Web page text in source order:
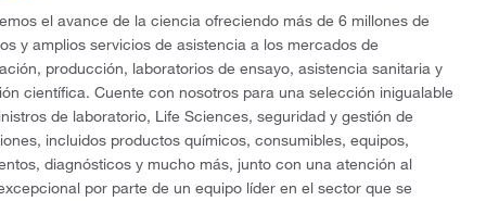
el avance de la ciencia ofreciendo más de 6 millones de
y amplios servicios de asistencia a los mercados de
producción, laboratorios de ensayo, asistencia sanitaria y
científica. Cuente con nosotros para una selección inigualable
de laboratorio, Life Sciences, seguridad y gestión de
incluidos productos químicos, consumibles, equipos,
diagnósticos y mucho más, junto con una atención al
por parte de un equipo líder en el sector que se